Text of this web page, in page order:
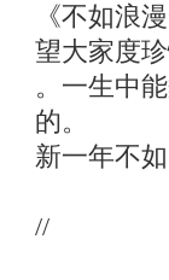
《不如浪
望大家度
。一生中
的。
新一年不
//